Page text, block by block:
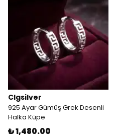
Clgsilver
925 Ayar Gümüş Grek Desenli
Halka Küpe
₺ 1,480.00